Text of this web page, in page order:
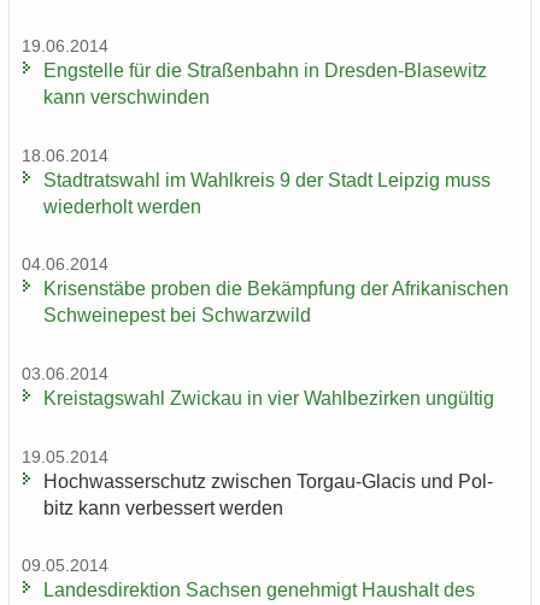
19.06.2014
Eng­stel­le für die Stra­ßen­bahn in Dresden-​Blasewitz
kann ver­schwin­den
18.06.2014
Stadt­rats­wahl im Wahl­kreis 9 der Stadt Leip­zig muss
wie­der­holt wer­den
04.06.2014
Kri­sen­stä­be pro­ben die Be­kämp­fung der Afri­ka­ni­schen
Schwei­ne­pest bei Schwarz­wild
03.06.2014
Kreis­tags­wahl Zwi­ckau in vier Wahl­be­zir­ken un­gül­tig
19.05.2014
Hoch­was­ser­schutz zwi­schen Torgau-​Glacis und Pol­
bitz kann ver­bes­sert wer­den
09.05.2014
Lan­des­di­rek­ti­on Sach­sen ge­neh­migt Haus­halt des